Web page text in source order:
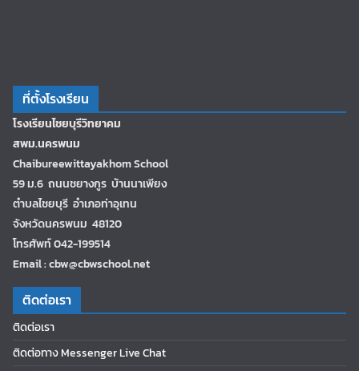
ที่ตั้งโรงเรียน
โรงเรียนไชยบุรีวิทยาคม
สพม.นครพนม
Chaibureewittayakhom School
59 ม.6 ถนนชยางกูร บ้านนาเพียง
ตำบลไชยบุรี อำเภอท่าอุเทน
จังหวัดนครพนม 48120
โทรศัพท์ 042-199514
Email : cbw@cbwschool.net
ติดต่อเรา
ติดต่อเรา
ติดต่อทาง Messenger Live Chat